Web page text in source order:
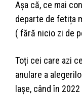
Așa că, ce mai
departe de fetița
( fără nicio zi de
Toți cei care azi
anulare a
laşe, când în